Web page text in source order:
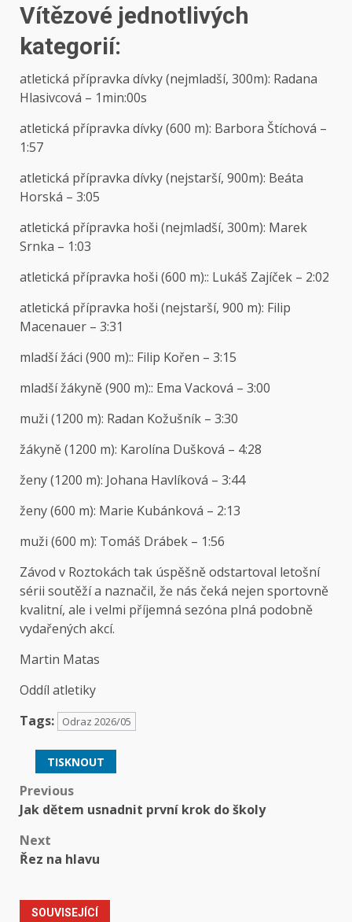
Vítězové jednotlivých
kategorií:
atletická přípravka dívky (nejmladší, 300m): Radana
Hlasivcová – 1min:00s
atletická přípravka dívky (600 m): Barbora Štíchová –
1:57
atletická přípravka dívky (nejstarší, 900m): Beáta
Horská – 3:05
atletická přípravka hoši (nejmladší, 300m): Marek
Srnka – 1:03
atletická přípravka hoši (600 m):: Lukáš Zajíček – 2:02
atletická přípravka hoši (nejstarší, 900 m): Filip
Macenauer – 3:31
mladší žáci (900 m):: Filip Kořen – 3:15
mladší žákyně (900 m):: Ema Vacková – 3:00
muži (1200 m): Radan Kožušník – 3:30
žákyně (1200 m): Karolína Dušková – 4:28
ženy (1200 m): Johana Havlíková – 3:44
ženy (600 m): Marie Kubánková – 2:13
muži (600 m): Tomáš Drábek – 1:56
Závod v Roztokách tak úspěšně odstartoval letošní
sérii soutěží a naznačil, že nás čeká nejen sportovně
kvalitní, ale i velmi příjemná sezóna plná podobně
vydařených akcí.
Martin Matas
Oddíl atletiky
Tags:
Odraz 2026/05
TISKNOUT
Post
navigation
Previous
Jak dětem usnadnit první krok do školy
Next
Řez na hlavu
SOUVISEJÍCÍ